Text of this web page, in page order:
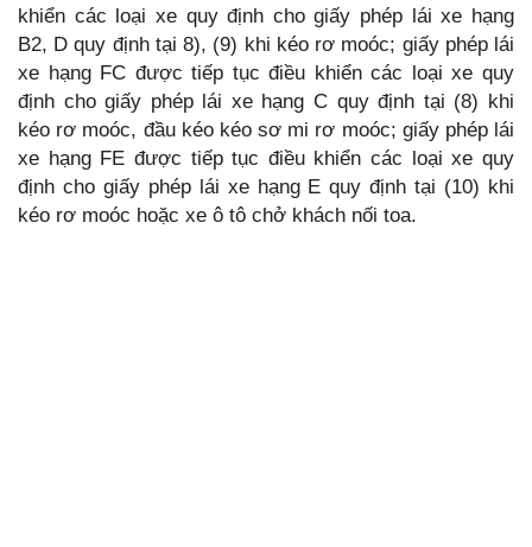
khiển các loại xe quy định cho giấy phép lái xe hạng
B2, D quy định tại 8), (9) khi kéo rơ moóc; giấy phép lái
xe hạng FC được tiếp tục điều khiển các loại xe quy
định cho giấy phép lái xe hạng C quy định tại (8) khi
kéo rơ moóc, đầu kéo kéo sơ mi rơ moóc; giấy phép lái
xe hạng FE được tiếp tục điều khiển các loại xe quy
định cho giấy phép lái xe hạng E quy định tại (10) khi
kéo rơ moóc hoặc xe ô tô chở khách nối toa.